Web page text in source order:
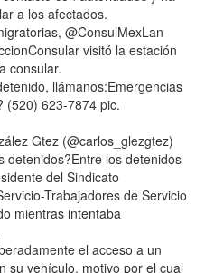
a los afectados.
@ConsulMexLan
visitó la estación
consular.
llámanos:Emergencias
(520) 623-7874 pic.
Gtez (@carlos_glezgtez)
detenidos?Entre los detenidos
del Sindicato
Trabajadores de Servicio
mientras intentaba
el acceso a un
su vehículo, motivo por el cual